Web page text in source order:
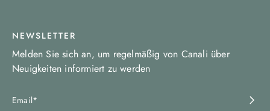
NEWSLETTER
Melden Sie sich an, um regelmäßig von Canali über
Neuigkeiten informiert zu werden